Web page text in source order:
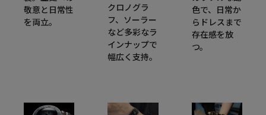
敬意と日常性
を両立。
クロノグラ
フ、ソーラー
など多彩なラ
インナップで
幅広く支持。
色で、日常か
らドレスまで
存在感を放
つ。